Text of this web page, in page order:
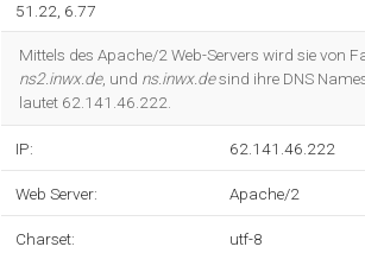
51.22, 6.77
Mittels des Apache/2 Web-Servers wird sie von
ns2.inwx.de, und ns.inwx.desind ihre DNS
lautet 62.141.46.222.
IP: 62.141.46.222
Web Server: Apache/2
Charset: utf-8